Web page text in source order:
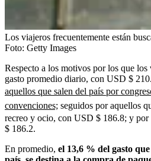
Los viajeros frecuentemente están
Foto: Getty Images
Respecto a los motivos por los que
gasto promedio diario, con USD $
aquellos que salen del país por
convenciones; seguidos por aquellos
recreo y ocio, con USD $ 186.8; y por
$ 186.2.
En promedio, el 13,6 % del gasto